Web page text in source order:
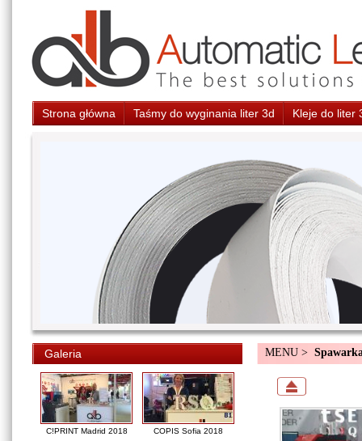
Strona główna Taśmy do wyginania liter 3d Kleje do liter
Galeria
C!PRINT Madrid 2018 COPIS Sofia 2018
MENU >